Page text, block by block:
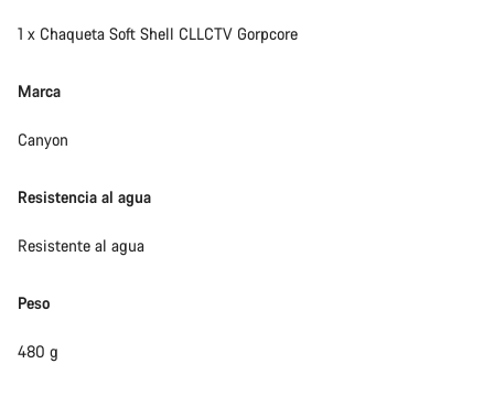
1 x Chaqueta Soft Shell CLLCTV Gorpcore
Marca
Canyon
Resistencia al agua
Resistente al agua
Peso
480 g